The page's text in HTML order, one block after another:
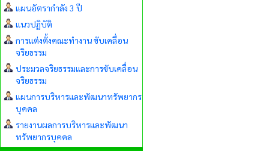
แผนอัตรากำลัง 3 ปี
แนวปฏิบัติ
การแต่งตั้งคณะทำงาน ขับเคลื่อน
จริยธรรม
ประมวลจริยธรรมและการขับเคลื่อน
จริยธรรม
แผนการบริหารและพัฒนาทรัพยากร
บุคคล
รายงานผลการบริหารและพัฒนา
ทรัพยากรบุคคล